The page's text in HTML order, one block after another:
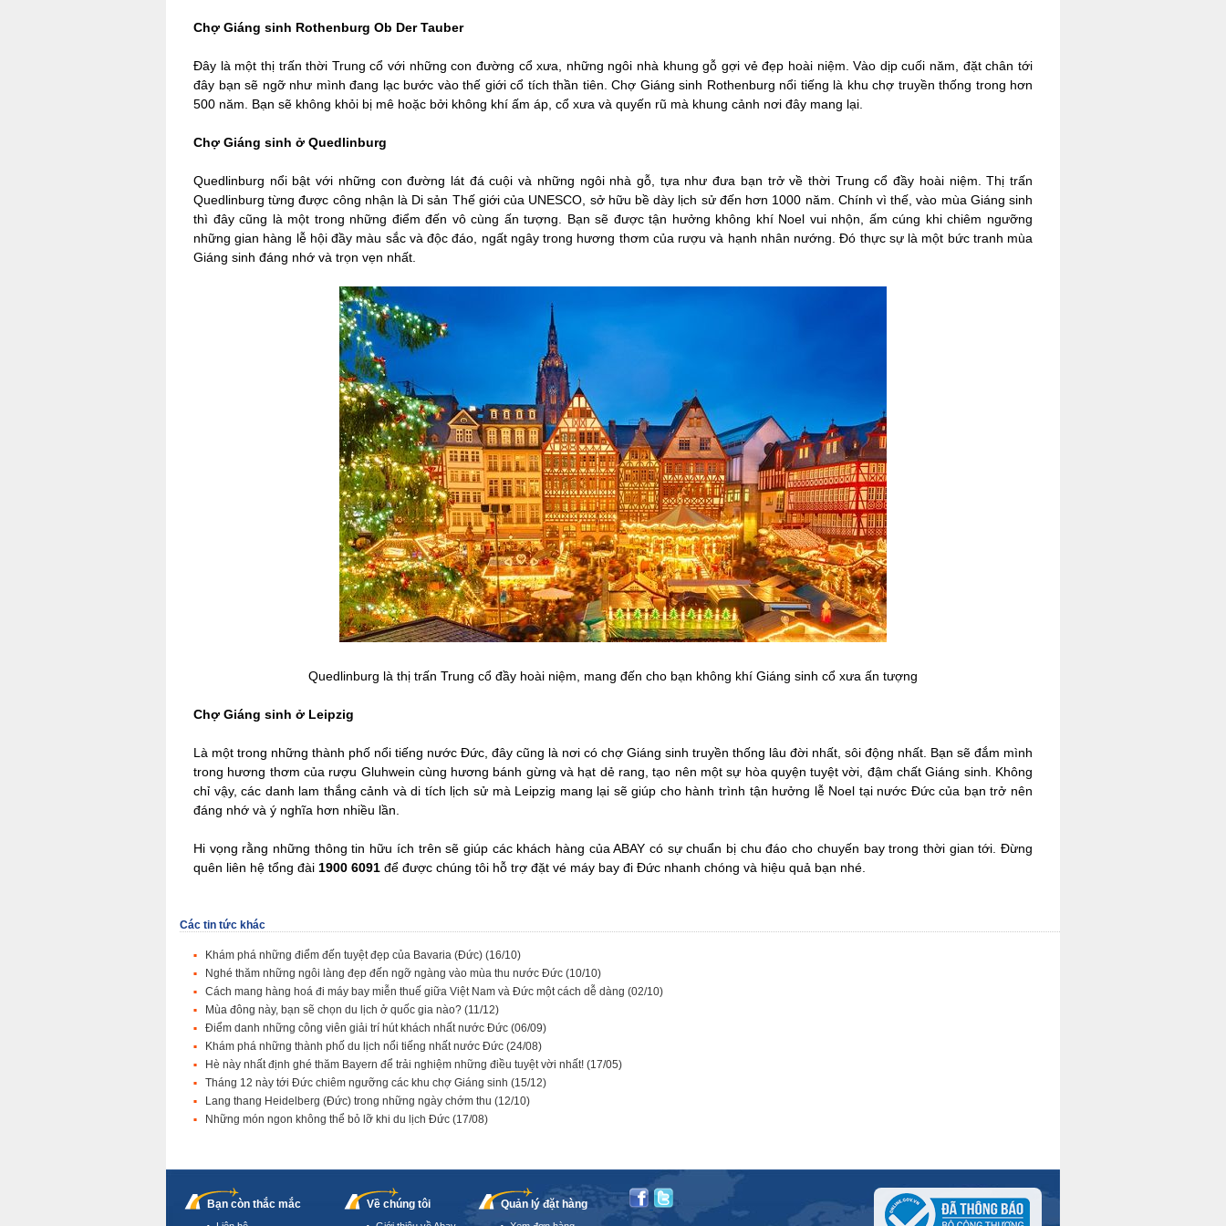
Chợ Giáng sinh Rothenburg Ob Der Tauber
Đây là một thị trấn thời Trung cổ với những con đường cổ xưa, những ngôi nhà khung gỗ gợi vẻ đẹp hoài niệm. Vào dịp cuối năm, đặt chân tới
đây bạn sẽ ngỡ như mình đang lạc bước vào thế giới cổ tích thần tiên. Chợ Giáng sinh Rothenburg nổi tiếng là khu chợ truyền thống trong hơn
500 năm. Bạn sẽ không khỏi bị mê hoặc bởi không khí ấm áp, cổ xưa và quyến rũ mà khung cảnh nơi đây mang lại.
Chợ Giáng sinh ở Quedlinburg
Quedlinburg nổi bật với những con đường lát đá cuội và những ngôi nhà gỗ, tựa như đưa bạn trở về thời Trung cổ đầy hoài niệm. Thị trấn
Quedlinburg từng được công nhận là Di sản Thế giới của UNESCO, sở hữu bề dày lịch sử đến hơn 1000 năm. Chính vì thế, vào mùa Giáng sinh
thì đây cũng là một trong những điểm đến vô cùng ấn tượng. Bạn sẽ được tận hưởng không khí Noel vui nhộn, ấm cúng khi chiêm ngưỡng
những gian hàng lễ hội đầy màu sắc và độc đáo, ngất ngây trong hương thơm của rượu và hạnh nhân nướng. Đó thực sự là một bức tranh mùa
Giáng sinh đáng nhớ và trọn vẹn nhất.
Quedlinburg là thị trấn Trung cổ đầy hoài niệm, mang đến cho bạn không khí Giáng sinh cổ xưa ấn tượng
Chợ Giáng sinh ở Leipzig
Là một trong những thành phố nổi tiếng nước Đức, đây cũng là nơi có chợ Giáng sinh truyền thống lâu đời nhất, sôi động nhất. Bạn sẽ đắm mình
trong hương thơm của rượu Gluhwein cùng hương bánh gừng và hạt dẻ rang, tạo nên một sự hòa quyện tuyệt vời, đậm chất Giáng sinh. Không
chỉ vậy, các danh lam thắng cảnh và di tích lịch sử mà Leipzig mang lại sẽ giúp cho hành trình tận hưởng lễ Noel tại nước Đức của bạn trở nên
đáng nhớ và ý nghĩa hơn nhiều lần.
Hi vọng rằng những thông tin hữu ích trên sẽ giúp các khách hàng của ABAY có sự chuẩn bị chu đáo cho chuyến bay trong thời gian tới. Đừng
quên liên hệ tổng đài 1900 6091 để được chúng tôi hỗ trợ đặt vé máy bay đi Đức nhanh chóng và hiệu quả bạn nhé.
Các tin tức khác
Khám phá những điểm đến tuyệt đẹp của Bavaria (Đức) (16/10)
Nghé thăm những ngôi làng đẹp đến ngỡ ngàng vào mùa thu nước Đức (10/10)
Cách mang hàng hoá đi máy bay miễn thuế giữa Việt Nam và Đức một cách dễ dàng (02/10)
Mùa đông này, bạn sẽ chọn du lịch ở quốc gia nào? (11/12)
Điểm danh những công viên giải trí hút khách nhất nước Đức (06/09)
Khám phá những thành phố du lịch nổi tiếng nhất nước Đức (24/08)
Hè này nhất định ghé thăm Bayern để trải nghiệm những điều tuyệt vời nhất! (17/05)
Tháng 12 này tới Đức chiêm ngưỡng các khu chợ Giáng sinh (15/12)
Lang thang Heidelberg (Đức) trong những ngày chớm thu (12/10)
Những món ngon không thể bỏ lỡ khi du lịch Đức (17/08)
Bạn còn thắc mắc Về chúng tôi Quản lý đặt hàng